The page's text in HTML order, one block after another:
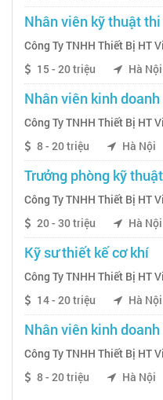
Nhân viên kỹ thuật
Công Ty TNHH Thiết Bị HT
15 - 20 triệu
Hà Nội
Nhân viên kinh doanh
Công Ty TNHH Thiết Bị HT
8 - 20 triệu
Hà Nội
Trưởng phòng kỹ thuật
Công Ty TNHH Thiết Bị HT
20 - 30 triệu
Hà Nội
Kỹ sư thiết kế cơ khí
Công Ty TNHH Thiết Bị HT
14 - 20 triệu
Hà Nội
Nhân viên kinh
Công Ty TNHH Thiết Bị HT
8 - 20 triệu
Hà Nội